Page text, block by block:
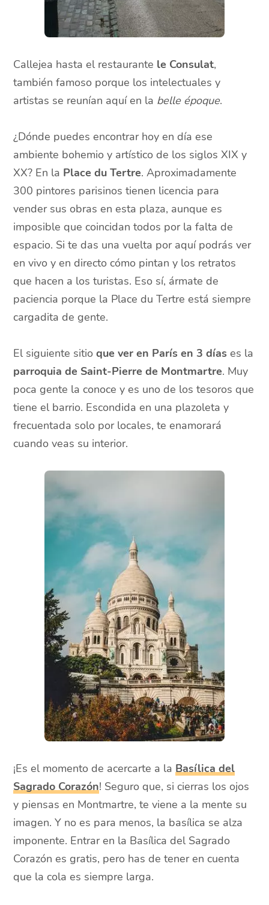
Callejea hasta el restaurante le Consulat,
también famoso porque los intelectuales y
artistas se reunían aquí en la belle époque.
¿Dónde puedes encontrar hoy en día ese
ambiente bohemio y artístico de los siglos XIX y
XX? En la Place du Tertre. Aproximadamente
300 pintores parisinos tienen licencia para
vender sus obras en esta plaza, aunque es
imposible que coincidan todos por la falta de
espacio. Si te das una vuelta por aquí podrás ver
en vivo y en directo cómo pintan y los retratos
que hacen a los turistas. Eso sí, ármate de
paciencia porque la Place du Tertre está siempre
cargadita de gente.
El siguiente sitioque ver en París en 3 días es la
parroquia de Saint-Pierre de Montmartre. Muy
poca gente la conoce y es uno de los tesoros que
tiene el barrio. Escondida en una plazoleta y
frecuentada solo por locales, te enamorará
cuando veas su interior.
¡Es el momento de acercarte a laBasílica del
Sagrado Corazón! Seguro que, si cierras los ojos
y piensas en Montmartre, te viene a la mente su
imagen. Y no es para menos, la basílica se alza
imponente. Entrar en la Basílica del Sagrado
Corazón es gratis, pero has de tener en cuenta
que la cola es siempre larga.